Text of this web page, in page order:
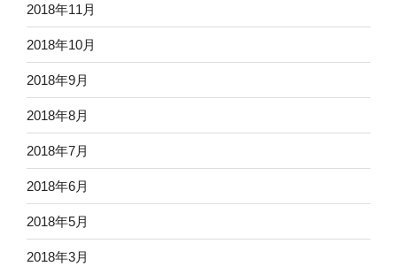
2018年11月
2018年10月
2018年9月
2018年8月
2018年7月
2018年6月
2018年5月
2018年3月